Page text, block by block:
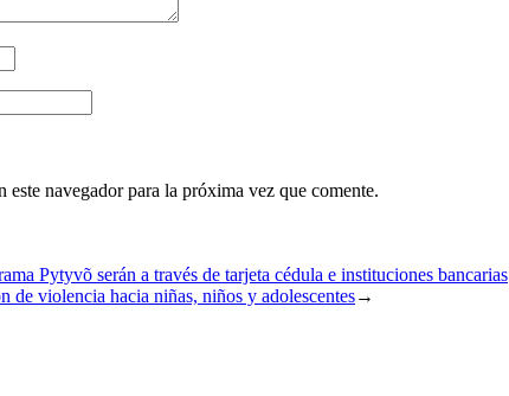
navegador para la próxima vez que comente.
Pytyvõ serán a través de tarjeta cédula e instituciones bancarias
violencia hacia niñas, niños y adolescentes→